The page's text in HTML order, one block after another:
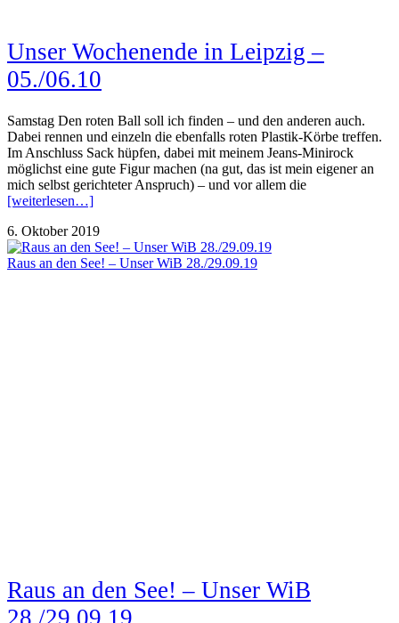
Unser Wochenende in Leipzig –
05./06.10
Samstag Den roten Ball soll ich finden – und den anderen auch.
Dabei rennen und einzeln die ebenfalls roten Plastik-Körbe treffen.
Im Anschluss Sack hüpfen, dabei mit meinem Jeans-Minirock
möglichst eine gute Figur machen (na gut, das ist mein eigener an
mich selbst gerichteter Anspruch) – und vor allem die
[weiterlesen…]
6. Oktober 2019
Raus an den See! – Unser WiB 28./29.09.19
Raus an den See! – Unser WiB
28./29.09.19